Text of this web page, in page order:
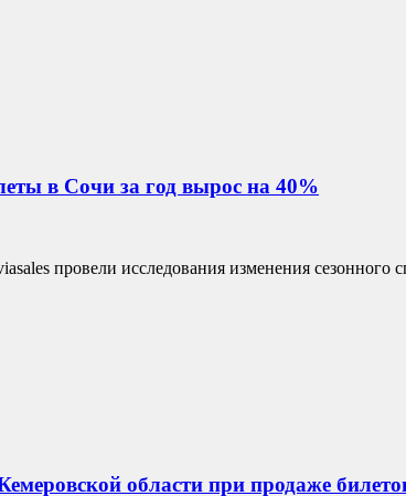
в Сочи за год вырос на 40%
провели исследования изменения
области при продаже